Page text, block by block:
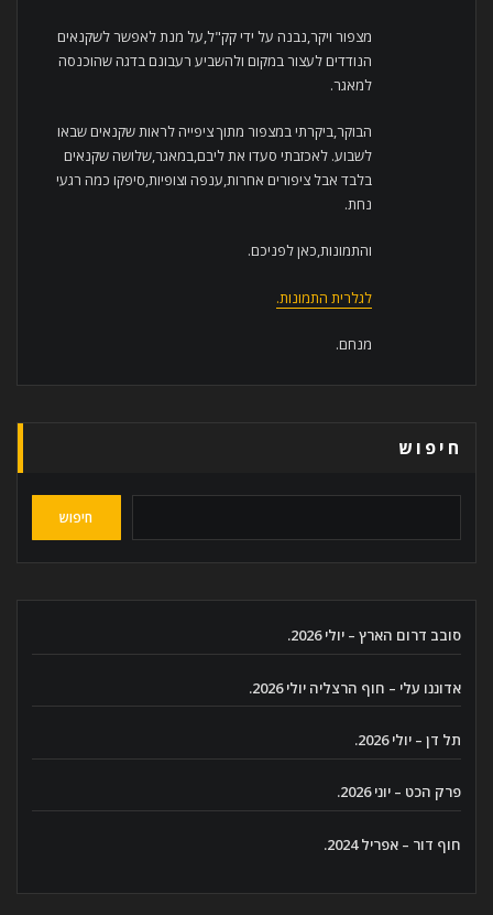
מצפור ויקר,נבנה על ידי קק"ל,על מנת לאפשר לשקנאים
הנודדים לעצור במקום ולהשביע רעבונם בדגה שהוכנסה
למאגר.
הבוקר,ביקרתי במצפור מתוך ציפייה לראות שקנאים שבאו
לשבוע. לאכזבתי סעדו את ליבם,במאגר,שלושה שקנאים
בלבד אבל ציפורים אחרות,ענפה וצופיות,סיפקו כמה רגעי
נחת.
והתמונות,כאן לפניכם.
לגלרית התמונות.
מנחם.
חיפוש
חיפוש
סובב דרום הארץ – יולי 2026.
אדוננו עלי – חוף הרצליה יולי 2026.
תל דן – יולי 2026.
פרק הכט – יוני 2026.
חוף דור – אפריל 2024.